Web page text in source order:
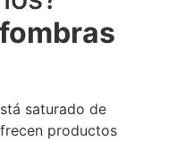
saturado de
productos